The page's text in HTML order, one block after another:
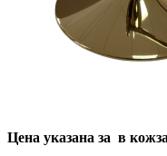
Цена указана за в